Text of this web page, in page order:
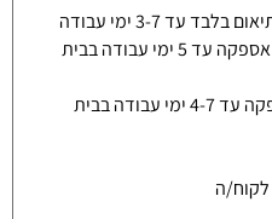
עד 3-7 ימי עבודה
* שליח עד הבית ע"י שליח חברה אספקה עד 5 ימי עבודה בבית
*התקנת מראה / כיור בלבד- אספקה עד 4-7 ימי עבודה בבית